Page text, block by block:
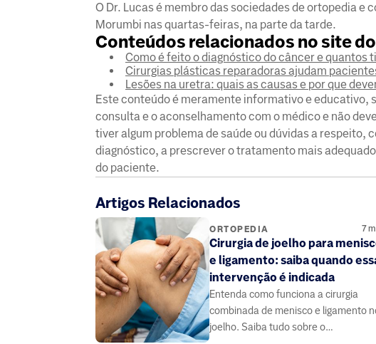
O Dr. Lucas é membro das sociedades de ortopedia
Morumbi nas quartas-feiras, na parte da tarde.
Conteúdos relacionados no site
Como é feito o diagnóstico do câncer e quantos
Cirurgias plásticas reparadoras ajudam
Lesões na uretra: quais as causas e por que
Este conteúdo é meramente informativo e educativo,
consulta e o aconselhamento com o médico e não
tiver algum problema de saúde ou dúvidas a
diagnóstico, a prescrever o tratamento mais
do paciente.
Artigos Relacionados
ORTOPEDIA 7
Cirurgia de joelho para
e ligamento: saiba quando
intervenção é indicada
Entenda como funciona a cirurgia
combinada de menisco e ligamento
joelho. Saiba tudo sobre o